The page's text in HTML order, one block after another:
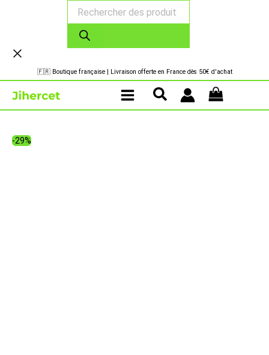
produits
🇫🇷 Boutique française | Livraison offerte en France dès 50€ d'achat
-29%